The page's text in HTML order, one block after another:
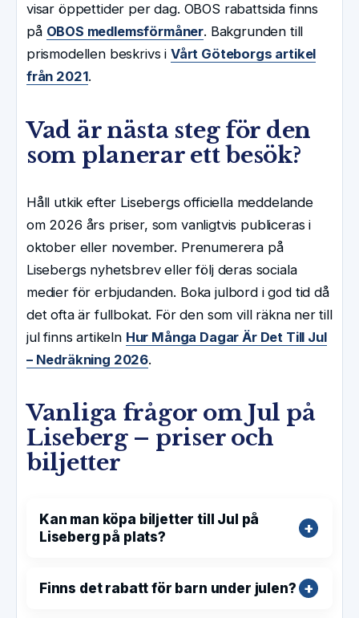
visar öppettider per dag. OBOS rabattsida finns
på OBOS medlemsförmåner. Bakgrunden till
prismodellen beskrivs i Vårt Göteborgs artikel
från 2021.
Vad är nästa steg för den
som planerar ett besök?
Håll utkik efter Lisebergs officiella meddelande
om 2026 års priser, som vanligtvis publiceras i
oktober eller november. Prenumerera på
Lisebergs nyhetsbrev eller följ deras sociala
medier för erbjudanden. Boka julbord i god tid då
det ofta är fullbokat. För den som vill räkna ner till
jul finns artikeln Hur Många Dagar Är Det Till Jul
– Nedräkning 2026.
Vanliga frågor om Jul på
Liseberg – priser och
biljetter
Kan man köpa biljetter till Jul på
Liseberg på plats?
Finns det rabatt för barn under julen?